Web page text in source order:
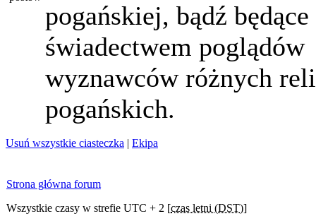
pogańskiej, bądź będące
świadectwem poglądów
wyznawców różnych
pogańskich.
Usuń wszystkie ciasteczka | Ekipa
Strona główna forum
Wszystkie czasy w strefie UTC + 2 [czas letni (DST)]